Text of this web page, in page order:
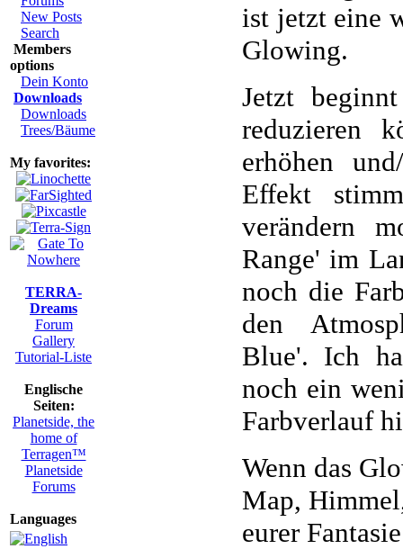
New Posts
Search
Members
options
Dein Konto
Downloads
Downloads
Trees/Bäume
My favorites:
TERRA-
Dreams
Forum
Gallery
Tutorial-Liste
Englische
Seiten:
Planetside, the
home of
Terragen™
Planetside
Forums
Languages
ist jetzt eine
Glowing.
Jetzt
reduzieren
erhöhen
Effekt
verändern
Range' im
noch die
den
Blue'. Ich
noch ein
Farbverlauf
Wenn das
Map,
eurer